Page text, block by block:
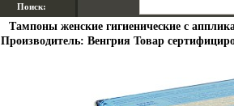
Поиск:
Тампоны женские гигиенические с
Производитель: Венгрия Товар